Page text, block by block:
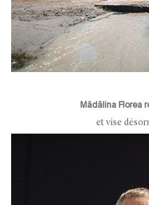
Mădălina Florea
et vise